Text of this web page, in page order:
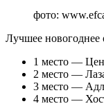
фото:
Лучшее новогоднее
1 место —
2 место —
3 место —
4 место —